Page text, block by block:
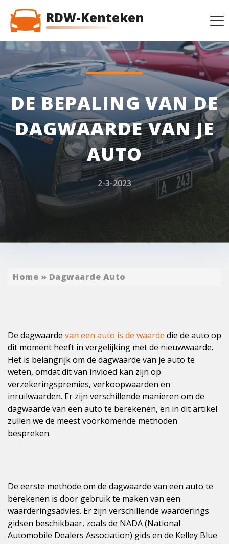
RDW-Kenteken
DE BEPALING VAN DE
DAGWAARDE VAN JE
AUTO
2-3-2023
Home » Dagwaarde Auto
De dagwaarde van een auto is de waarde die de auto op
dit moment heeft in vergelijking met de nieuwwaarde.
Het is belangrijk om de dagwaarde van je auto te
weten, omdat dit van invloed kan zijn op
verzekeringspremies, verkoopwaarden en
inruilwaarden. Er zijn verschillende manieren om de
dagwaarde van een auto te berekenen, en in dit artikel
zullen we de meest voorkomende methoden
bespreken.
De eerste methode om de dagwaarde van een auto te
berekenen is door gebruik te maken van een
waarderingsadvies. Er zijn verschillende waarderings
gidsen beschikbaar, zoals de NADA (National
Automobile Dealers Association) gids en de Kelley Blue